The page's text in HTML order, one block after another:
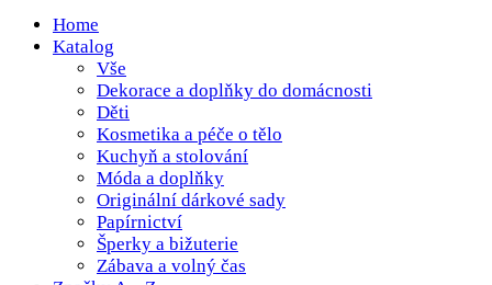
Home
Katalog
Vše
Dekorace a doplňky do domácnosti
Děti
Kosmetika a péče o tělo
Kuchyň a stolování
Móda a doplňky
Originální dárkové sady
Papírnictví
Šperky a bižuterie
Zábava a volný čas